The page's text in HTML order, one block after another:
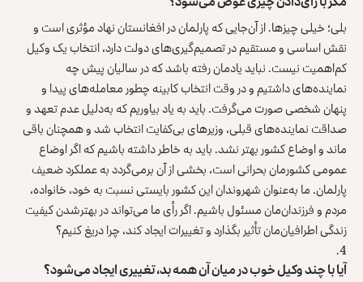
بلی؛ خیلی چیزها. از آن‌جایی که پارلمان در افغانستان نهاد مؤثری است و
نقش اساسی و مستقیم در تصمیم‌گیری‌های دولت دارد، انتخاب یک وکیل
کم‌اهمیت نیست. نباید یادمان رفته باشد که در سالیان پیش چه
نماینده‌های داشتیم و در وقت انتخاب کابینه چطور معامله‌های پیدا و
پنهان شخصی صورت می‌گرفت. باید به یاد بیاوریم که به‌دلیل عدم تعهد و
صداقت نماینده‌های قبلی، وزیرهای بی‌کفایت انتخاب شد و همچنان باقی
ماند و اوضاع کشور بهتر نشد. باید به خاطر داشته باشیم که اگر اوضاع
عمومی کشورمان بحرانی است، بخشی از آن برمی‌گردد به عملکرد ضعیف
پارلمان. ما به‌عنوان شهروندان این کشور بایستی نسبت به خود، خانواده‌،
مردم و فرزندان‌مان مسئول باشیم. اگر رأی ما می‌تواند در بهترشدن کیفیت
زندگی اطرافیان‌مان تأثیر بگذارد و تغییرات ایجاد کند، چرا دریغ کنیم؟
آیا با چند وکیل خوب در میان آن همه بد، تغییری ایجاد می‌شود؟